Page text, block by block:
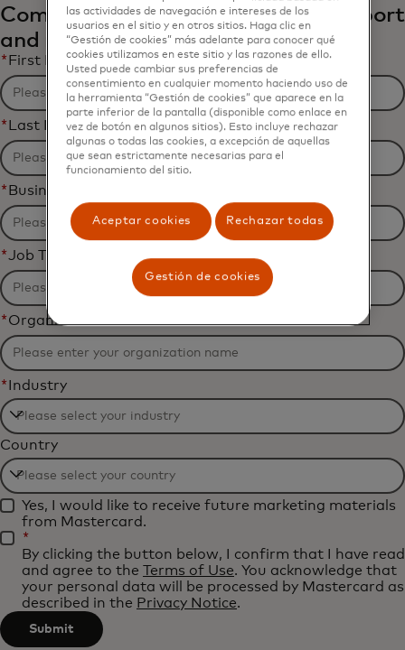
Complete the form to receive the report
and related content via email.
* First Name
* Last Name
* Business Email Address
*Job Title
*Organization Name
* Industry
Filtering
will
be
applied
after
3
characters.
Country
Filtering
will
be
applied
after
characters.
Yes, I would like to receive future marketing materials
from Mastercard.
*
By clicking the button below, I confirm that I have read
and agree to the Terms of Use. You acknowledge that
your personal data will be processed by Mastercard as
described in the Privacy Notice.
Submit
las actividades de navegación e intereses de los
usuarios en el sitio y en otros sitios. Haga clic en
“Gestión de cookies” más adelante para conocer qué
cookies utilizamos en este sitio y las razones de ello.
Usted puede cambiar sus preferencias de
consentimiento en cualquier momento haciendo uso de
la herramienta “Gestión de cookies” que aparece en la
parte inferior de la pantalla (disponible como enlace en
vez de botón en algunos sitios). Esto incluye rechazar
algunas o todas las cookies, a excepción de aquellas
que sean estrictamente necesarias para el
funcionamiento del sitio.
Aceptar cookies Rechazar todas
Gestión de cookies